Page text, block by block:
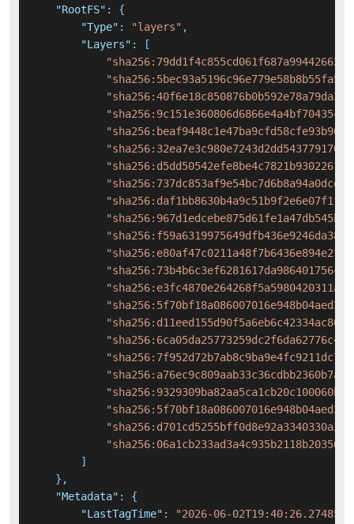
"RootFS" :
{
"Type" : "layers" ,
"Layers" :
[
]
} ,
"Metadata" :
{
"LastTagTime" :
"2026-06-